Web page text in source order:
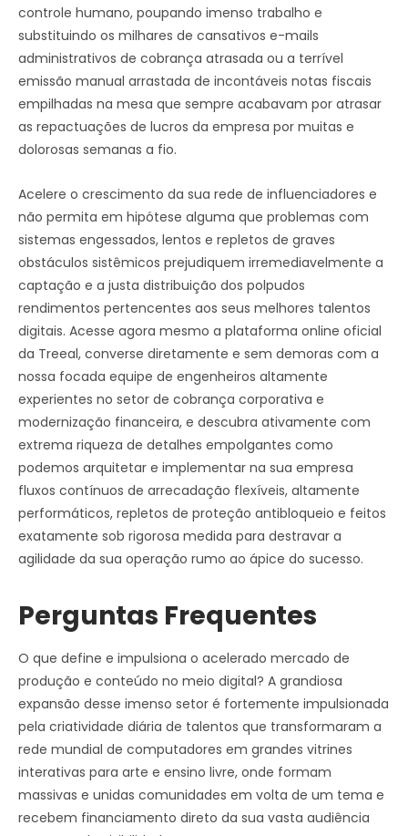
controle humano, poupando imenso trabalho e
substituindo os milhares de cansativos e-mails
administrativos de cobrança atrasada ou a terrível
emissão manual arrastada de incontáveis notas fiscais
empilhadas na mesa que sempre acabavam por atrasar
as repactuações de lucros da empresa por muitas e
dolorosas semanas a fio.
Acelere o crescimento da sua rede de influenciadores e
não permita em hipótese alguma que problemas com
sistemas engessados, lentos e repletos de graves
obstáculos sistêmicos prejudiquem irremediavelmente a
captação e a justa distribuição dos polpudos
rendimentos pertencentes aos seus melhores talentos
digitais. Acesse agora mesmo a plataforma online oficial
da Treeal, converse diretamente e sem demoras com a
nossa focada equipe de engenheiros altamente
experientes no setor de cobrança corporativa e
modernização financeira, e descubra ativamente com
extrema riqueza de detalhes empolgantes como
podemos arquitetar e implementar na sua empresa
fluxos contínuos de arrecadação flexíveis, altamente
performáticos, repletos de proteção antibloqueio e feitos
exatamente sob rigorosa medida para destravar a
agilidade da sua operação rumo ao ápice do sucesso.
Perguntas Frequentes
O que define e impulsiona o acelerado mercado de
produção e conteúdo no meio digital? A grandiosa
expansão desse imenso setor é fortemente impulsionada
pela criatividade diária de talentos que transformaram a
rede mundial de computadores em grandes vitrines
interativas para arte e ensino livre, onde formam
massivas e unidas comunidades em volta de um tema e
recebem financiamento direto da sua vasta audiência